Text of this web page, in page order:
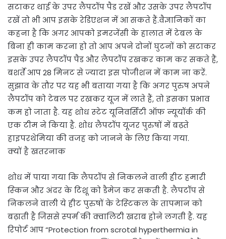
सटाकर थाई के उपर लैपटॉप पैड रखें और उसके उपर लैपटॉप
रखें तो भी आप इसके रेडिएशन में आ सकते हैं.वैज्ञानिकों का
कहना है कि अगर आपको इमरजेंसी के हालात में टेबल के
बिना ही काम करना हो तो आप अपने दोनों घुटनों को सटाकर
इसके उपर लैपटॉप पैड और लैपटॉप रखकर काम कर सकते हैं,
बशर्ते आप 28 मिनट से ज्‍यादा इस पोजीशन में काम ना करें.
सुझाव के तौर पर यह भी बताया गया है कि अगर पुरुष अपने
लैपटॉप को टेबल पर रखकर यूज में लाते हैं, तो इसका प्रभाव
कम हो जाता है. यह शोध स्‍टेट यूनिवर्सिटी ऑफ न्‍यूयॉर्क की
एक टीम ने किया है. शोध लैपटॉप यूजर पुरुषों में बढ़ते
हाइपरथेमिया की वजह को जानने के लिए किया गया.
क्‍यों है खतरनाक
शोध में पाया गया कि लैपटॉप से निकलने वाली हीट हमारी
स्‍क‍िन और अंदर के टिशू को डैमेज कर सकती है. लैपटॉप से
निकलने वाली ये हीट पुरुषों के टेस्‍ट‍िकल के तापमान को
बढ़ाती है जिससे स्‍पर्म की क्‍वालिटी खराब होने लगती है. यह
रिपोर्ट आप “Protection from scrotal hyperthermia in